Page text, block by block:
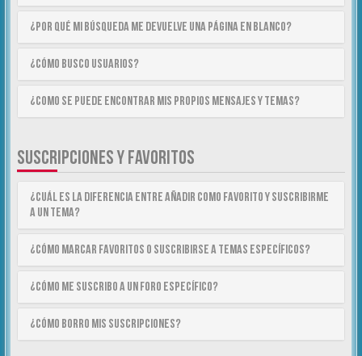
¿Por qué mi búsqueda me devuelve una página en blanco?
¿Cómo busco usuarios?
¿Como se puede encontrar mis propios mensajes y temas?
SUSCRIPCIONES Y FAVORITOS
¿Cuál es la diferencia entre añadir como Favorito y suscribirme
a un tema?
¿Cómo marcar Favoritos o suscribirse a temas específicos?
¿Cómo me suscribo a un foro específico?
¿Cómo borro mis suscripciones?